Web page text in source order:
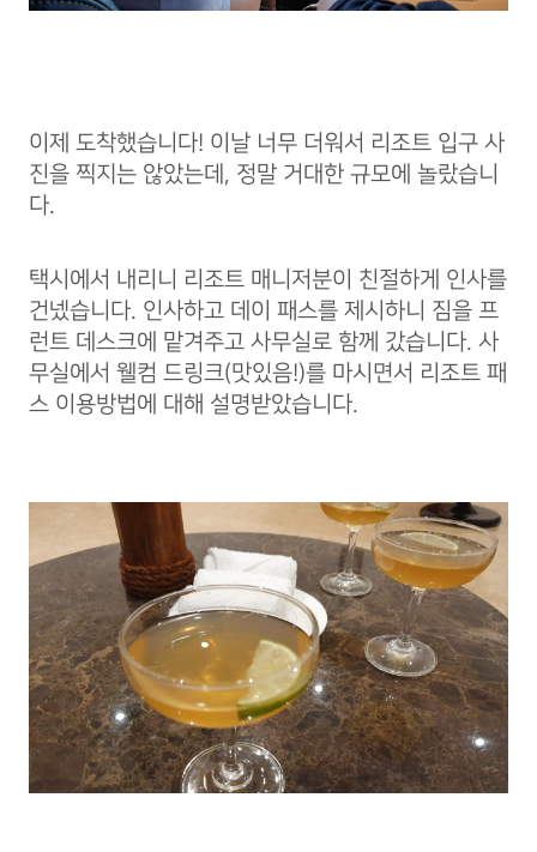
이제 도착했습니다! 이날 너무 더워서 리조트 입구 사
진을 찍지는 않았는데, 정말 거대한 규모에 놀랐습니
다.
택시에서 내리니 리조트 매니저분이 친절하게 인사를
건넸습니다. 인사하고 데이 패스를 제시하니 짐을 프
런트 데스크에 맡겨주고 사무실로 함께 갔습니다. 사
무실에서 웰컴 드링크(맛있음!)를 마시면서 리조트 패
스 이용방법에 대해 설명받았습니다.